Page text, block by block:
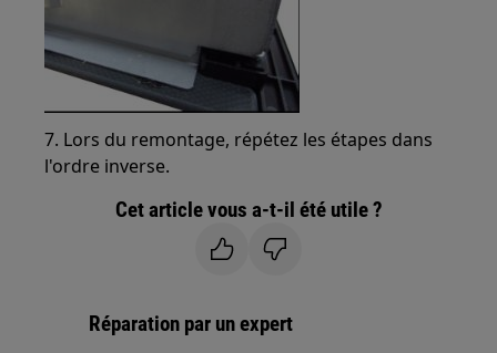
7. Lors du remontage, répétez les étapes dans
l'ordre inverse.
Cet article vous a-t-il été utile ?
Réparation par un expert